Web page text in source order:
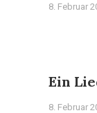
8. Februar
Ein
8. Februar